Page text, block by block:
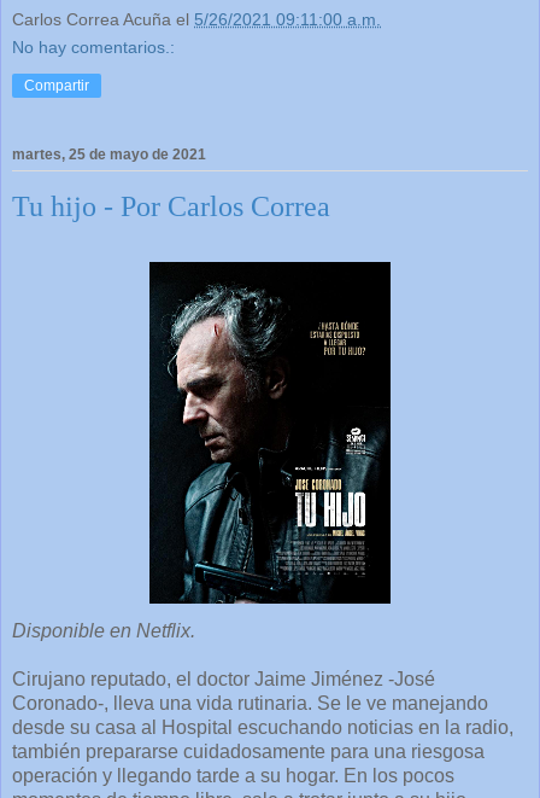
Carlos Correa Acuña el 5/26/2021 09:11:00 a.m.
No hay comentarios.:
Compartir
martes, 25 de mayo de 2021
Tu hijo - Por Carlos Correa
Disponible en Netflix.
Cirujano reputado, el doctor Jaime Jiménez -José
Coronado-, lleva una vida rutinaria. Se le ve manejando
desde su casa al Hospital escuchando noticias en la radio,
también prepararse cuidadosamente para una riesgosa
operación y llegando tarde a su hogar. En los pocos